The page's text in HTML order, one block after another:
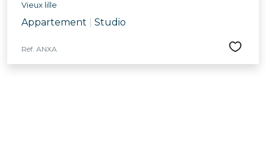
Vieux lille
Appartement Studio
Réf. ANXA